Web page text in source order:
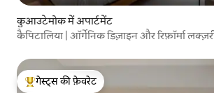
कुआउटेमोक में अपार्टमेंट
कैपिटालिया | ऑर्गेनिक डिज़ाइन और रिफ़ॉर्मा
गेस्ट्स का टॉप फ़ेवरेट
गेस्ट्स की फ़ेवरेट